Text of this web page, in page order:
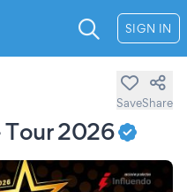
SIGN IN
Tour 2026
SaveShare